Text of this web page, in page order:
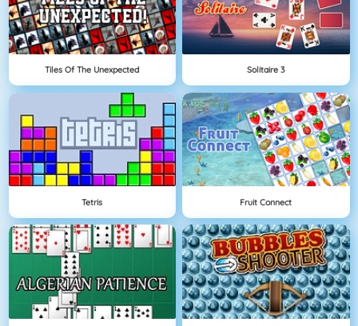
Tiles Of The Unexpected Solitaire 3
Tetris Fruit Connect